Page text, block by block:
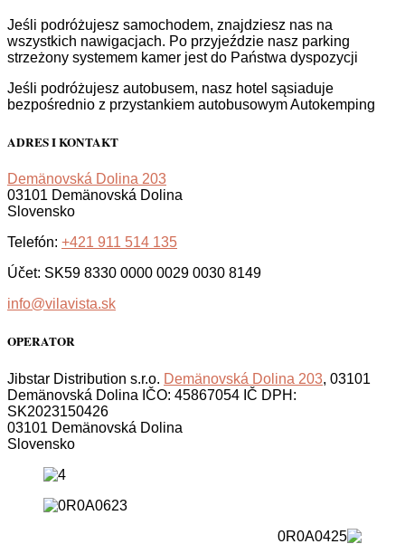
Jeśli podróżujesz samochodem, znajdziesz nas na
wszystkich nawigacjach. Po przyjeździe nasz parking
strzeżony systemem kamer jest do Państwa dyspozycji
Jeśli podróżujesz autobusem, nasz hotel sąsiaduje
bezpośrednio z przystankiem autobusowym Autokemping
ADRES I KONTAKT
Demänovská Dolina 203
03101 Demänovská Dolina
Slovensko
Telefón: +421 911 514 135
Účet: SK59 8330 0000 0029 0030 8149
info@vilavista.sk
OPERATOR
Jibstar Distribution s.r.o. Demänovská Dolina 203, 03101
Demänovská Dolina IČO: 45867054 IČ DPH:
SK2023150426
03101 Demänovská Dolina
Slovensko